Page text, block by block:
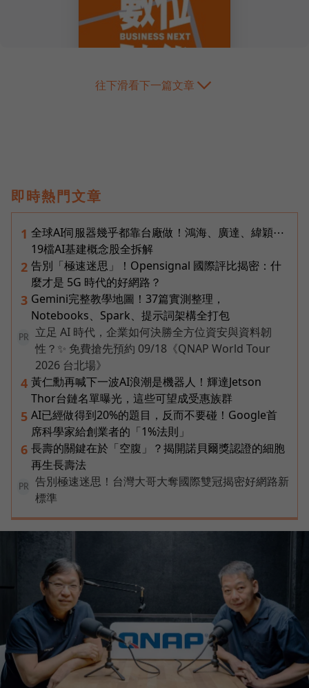
往下滑看下一篇文章
即時熱門文章
1 全球AI伺服器幾乎都靠台廠做！鴻海、廣達、緯穎⋯
19檔AI基建概念股全拆解
2 告別「極速迷思」！Opensignal 國際評比揭密：什
麼才是 5G 時代的好網路？
3 Gemini完整教學地圖！37篇實測整理，
Notebooks、Spark、提示詞架構全打包
PR
立足 AI 時代，企業如何決勝全方位資安與資料韌
性？✨ 免費搶先預約 09/18《QNAP World Tour
2026 台北場》
4 黃仁勳再喊下一波AI浪潮是機器人！輝達Jetson
Thor台鏈名單曝光，這些可望成受惠族群
5 AI已經做得到20%的題目，反而不要碰！Google首
席科學家給創業者的「1%法則」
6 長壽的關鍵在於「空腹」？揭開諾貝爾獎認證的細胞
再生長壽法
PR
告別極速迷思！台灣大哥大奪國際雙冠揭密好網路新
標準